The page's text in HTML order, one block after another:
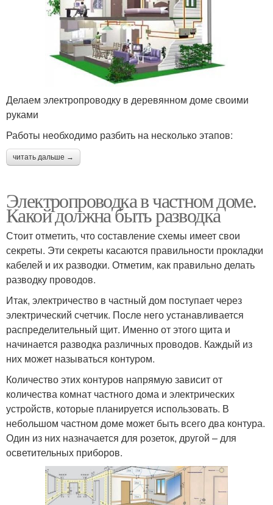
Делаем электропроводку в деревянном доме своими
руками
Работы необходимо разбить на несколько этапов:
читать дальше →
Электропроводка в частном доме.
Какой должна быть разводка
Стоит отметить, что составление схемы имеет свои
секреты. Эти секреты касаются правильности прокладки
кабелей и их разводки. Отметим, как правильно делать
разводку проводов.
Итак, электричество в частный дом поступает через
электрический счетчик. После него устанавливается
распределительный щит. Именно от этого щита и
начинается разводка различных проводов. Каждый из
них может называться контуром.
Количество этих контуров напрямую зависит от
количества комнат частного дома и электрических
устройств, которые планируется использовать. В
небольшом частном доме может быть всего два контура.
Один из них назначается для розеток, другой – для
осветительных приборов.